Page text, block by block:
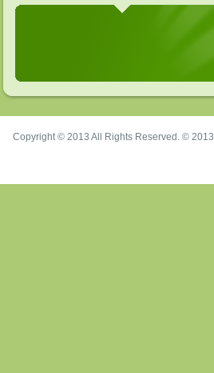
Copyright © 2013 All Rights Reserved. © 2013